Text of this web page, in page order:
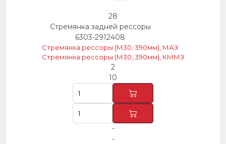
28
Стремянка задней рессоры
6303-2912408
Стремянка рессоры (М30, 390мм), МАЗ
Стремянка рессоры (М30, 390мм), КММЗ
2
10
-
-